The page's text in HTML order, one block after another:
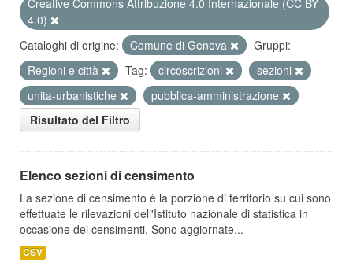
Creative Commons Attribuzione 4.0 Internazionale (CC BY
4.0)
Cataloghi di origine:
Comune di Genova
Gruppi:
Regioni e città
Tag: circoscrizioni
sezioni
unita-urbanistiche
pubblica-amministrazione
Risultato del Filtro
Elenco sezioni di censimento
La sezione di censimento è la porzione di territorio su cui sono
effettuate le rilevazioni dell'Istituto nazionale di statistica in
occasione dei censimenti. Sono aggiornate...
CSV